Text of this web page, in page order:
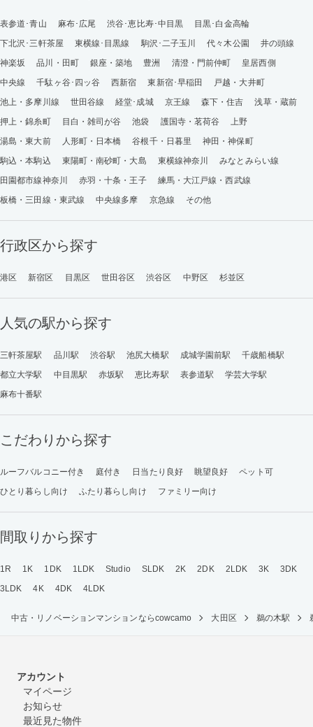
表参道･青山 麻布･広尾 渋谷･恵比寿･中目黒
目黒･白金高輪
下北沢･三軒茶屋
東横線･目黒線 駒沢･二子玉川 代々木公園
井の頭線
神楽坂
品川・田町 銀座・築地 豊洲 清澄・門前仲町
皇居西側
中央線
千駄ヶ谷･四ッ谷 西新宿 東新宿･早稲田
戸越・大井町
池上・多摩川線
世田谷線 経堂･成城 京王線 森下・住吉
浅草・蔵前
押上・錦糸町
目白・雑司が谷 池袋 護国寺・茗荷谷
上野
湯島・東大前
人形町・日本橋 谷根千・日暮里
神田・神保町
駒込・本駒込
東陽町・南砂町・大島 東横線神奈川
みなとみらい線
田園都市線神奈川
赤羽・十条・王子
練馬・大江戸線・西武線
板橋・三田線・東武線
中央線多摩 京急線 その他
行政区から探す
港区 新宿区 目黒区 世田谷区 渋谷区 中野区 杉並区
人気の駅から探す
三軒茶屋駅 品川駅 渋谷駅 池尻大橋駅 成城学園前駅
千歳船橋駅
都立大学駅
中目黒駅 赤坂駅 恵比寿駅 表参道駅
学芸大学駅
麻布十番駅
こだわりから探す
ルーフバルコニー付き 庭付き 日当たり良好 眺望良好
ペット可
ひとり暮らし向け
ふたり暮らし向け ファミリー向け
間取りから探す
1R 1K 1DK 1LDK Studio SLDK 2K 2DK 2LDK 3K
3DK
3LDK
4K 4DK 4LDK
中古・リノベーションマンションならcowcamo 大田区 鵜の木駅
アカウント
マイページ
お知らせ
最近見た物件